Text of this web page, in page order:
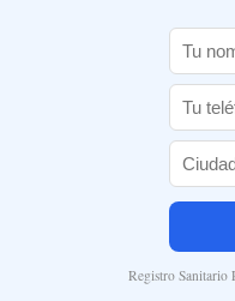
Registro Sanitario